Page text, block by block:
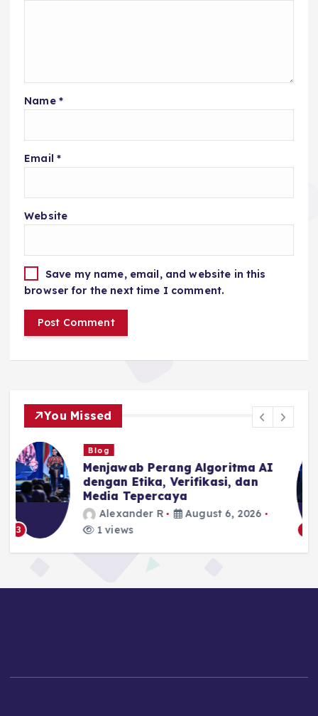
Name *
Email *
Website
Save my name, email, and website in this
browser for the next time I comment.
You Missed
Blog
Algoritma Mengejar Atensi,
Jurnalisme Menjaga Akurasi
dan Akal Sehat Publik
Alexander R
August 6, 2026
1 views